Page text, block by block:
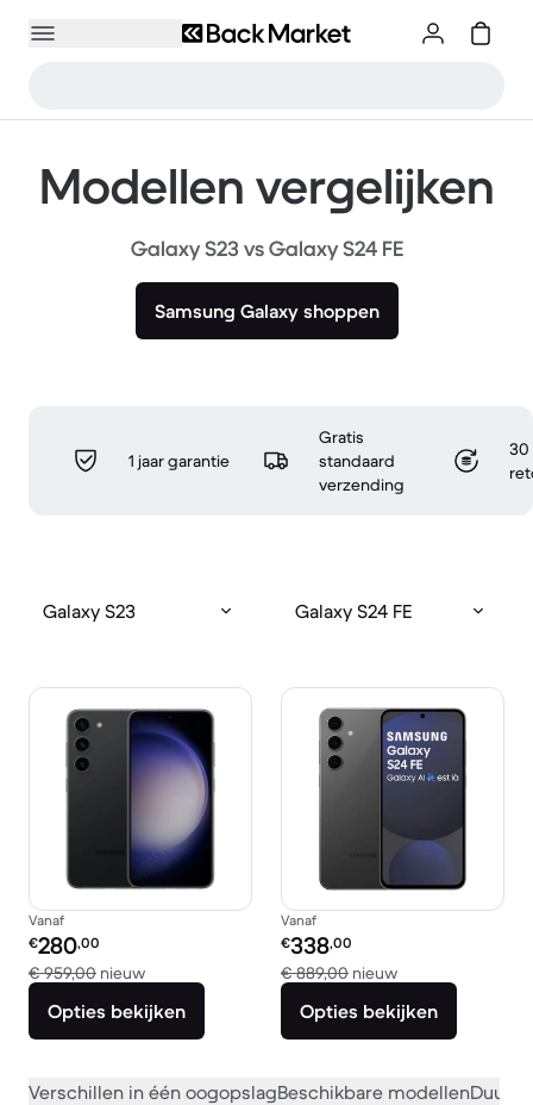
Modellen vergelijken
Galaxy S23 vs Galaxy S24 FE
Samsung Galaxy shoppen
1 jaar garantie
Gratis
standaard
verzending
30
Galaxy S23 Galaxy S24 FE
Vanaf
Refurbished prijs:
€280,00
€ 959,00 nieuwVergeleken met € 959,00 nieuw
Opties bekijken
Vanaf
Refurbished prijs:
€338,00
€ 889,00 nieuwVergeleken met
Opties bekijken
Verschillen in één oogopslagBeschikbare modellen